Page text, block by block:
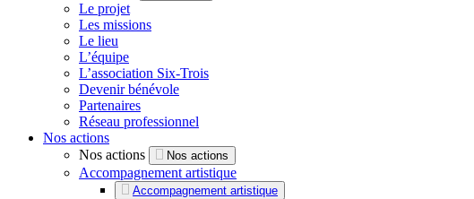
Le projet
Les missions
Le lieu
L’équipe
L’association Six-Trois
Devenir bénévole
Partenaires
Réseau professionnel
Nos actions
Nos actions
Nos actions
Accompagnement artistique
Accompagnement artistique